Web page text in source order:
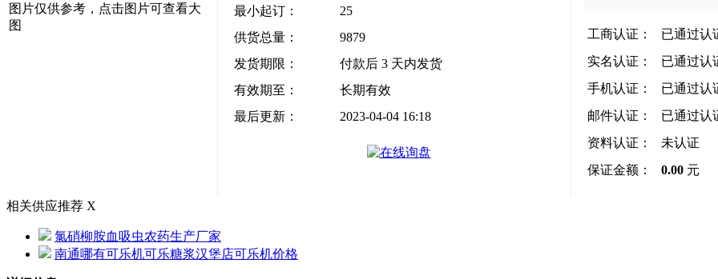
图片仅供参考，点击图片可查看大
图
最小起订：
25
供货总量：
9879
发货期限：
付款后 3 天内发货
有效期至：
长期有效
最后更新：
2023-04-04 16:18
工商认证：
已通过认
实名认证：
已通过认
手机认证：
已通过认
邮件认证：
已通过认
资料认证：
未认证
保证金额：
0.00 元
相关供应推荐 X
氯硝柳胺血吸虫农药生产厂家
南通哪有可乐机可乐糖浆汉堡店可乐机价格